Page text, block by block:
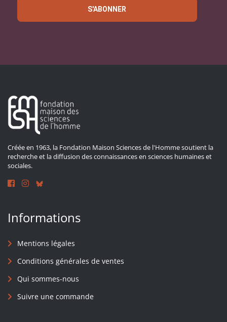
S'ABONNER
Créée en 1963, la Fondation Maison Sciences de l'Homme soutient la
recherche et la diffusion des connaissances en sciences humaines et
sociales.
Informations
Mentions légales
Conditions générales de ventes
Qui sommes-nous
Suivre une commande